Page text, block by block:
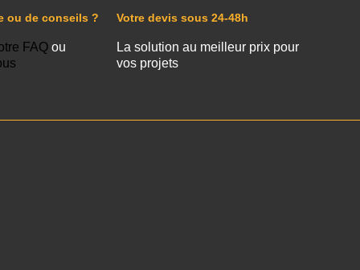
ou de conseils ?
FAQou
Votre devis sous 24-48h
La solution au meilleur prix pour
vos projets